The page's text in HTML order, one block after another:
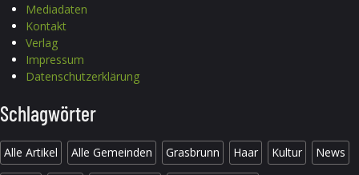
Mediadaten
Kontakt
Verlag
Impressum
Datenschutzerklärung
Schlagwörter
Alle Artikel Alle Gemeinden Grasbrunn Haar Kultur News